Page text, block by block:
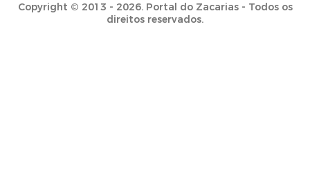
Copyright © 2013 - 2026. Portal do Zacarias - Todos os
direitos reservados.